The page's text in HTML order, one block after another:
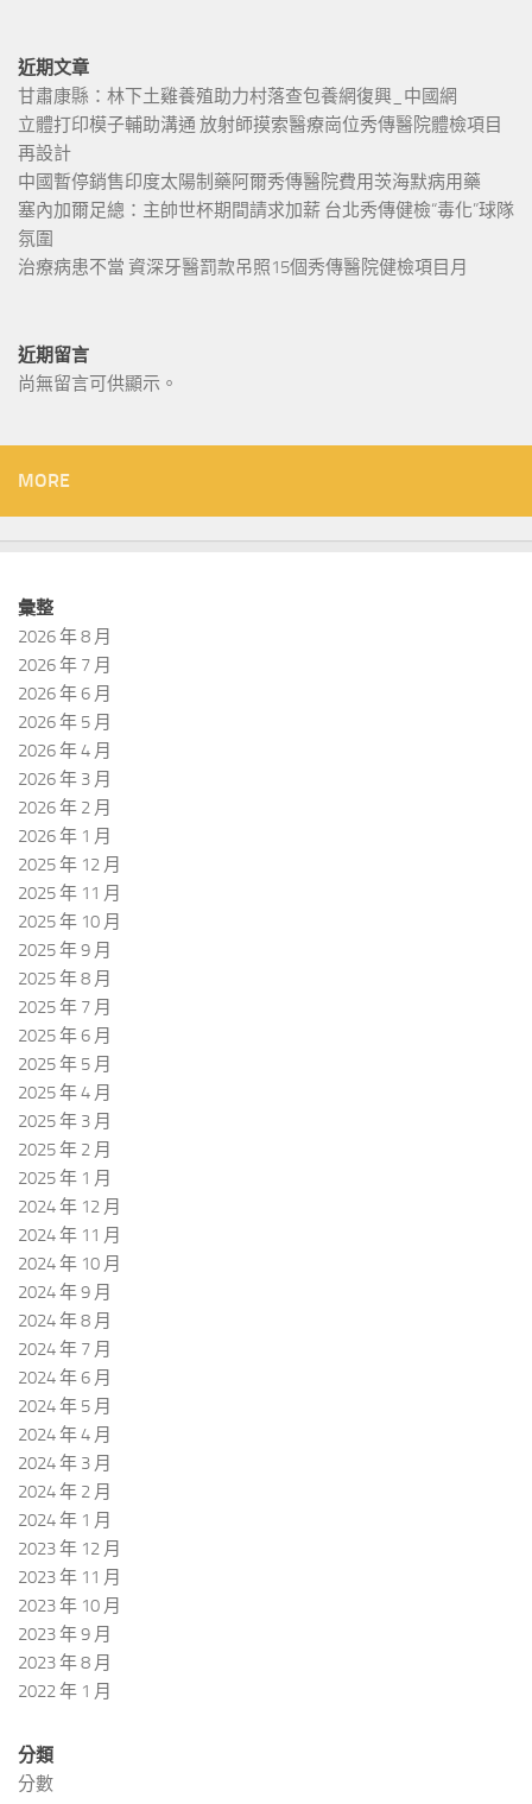
近期文章
甘肅康縣：林下土雞養殖助力村落查包養網復興_中國網
立體打印模子輔助溝通 放射師摸索醫療崗位秀傳醫院體檢項目
再設計
中國暫停銷售印度太陽制藥阿爾秀傳醫院費用茨海默病用藥
塞內加爾足總：主帥世杯期間請求加薪 台北秀傳健檢“毒化”球隊
氛圍
治療病患不當 資深牙醫罰款吊照15個秀傳醫院健檢項目月
近期留言
尚無留言可供顯示。
MORE
彙整
2026 年 8 月
2026 年 7 月
2026 年 6 月
2026 年 5 月
2026 年 4 月
2026 年 3 月
2026 年 2 月
2026 年 1 月
2025 年 12 月
2025 年 11 月
2025 年 10 月
2025 年 9 月
2025 年 8 月
2025 年 7 月
2025 年 6 月
2025 年 5 月
2025 年 4 月
2025 年 3 月
2025 年 2 月
2025 年 1 月
2024 年 12 月
2024 年 11 月
2024 年 10 月
2024 年 9 月
2024 年 8 月
2024 年 7 月
2024 年 6 月
2024 年 5 月
2024 年 4 月
2024 年 3 月
2024 年 2 月
2024 年 1 月
2023 年 12 月
2023 年 11 月
2023 年 10 月
2023 年 9 月
2023 年 8 月
2022 年 1 月
分類
分數